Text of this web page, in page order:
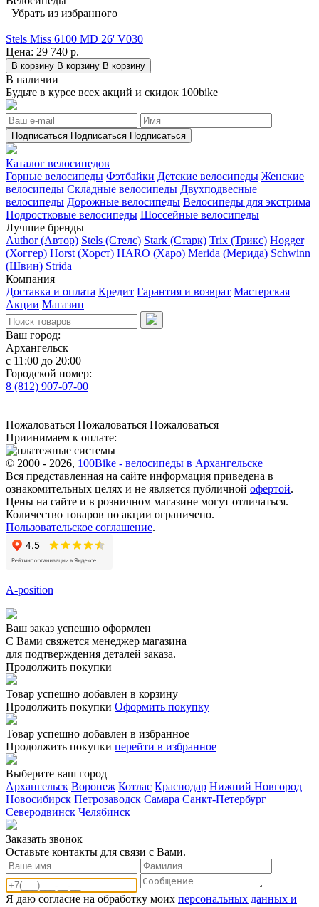
Убрать из избранного
Stels Miss 6100 MD 26' V030
Цена: 29 740 р.
В корзину В корзину В корзину
В наличии
Будьте в курсе всех акций и скидок 100bike
Подписаться Подписаться Подписаться
Каталог велосипедов
Горные велосипеды Фэтбайки Детские велосипеды Женские
велосипеды Складные велосипеды Двухподвесные
велосипеды Дорожные велосипеды Велосипеды для экстрима
Подростковые велосипеды Шоссейные велосипеды
Лучшие бренды
Author (Автор) Stels (Стелс) Stark (Старк) Trix (Трикс) Hogger
(Хоггер) Horst (Хорст) HARO (Харо) Merida (Мерида) Schwinn
(Швин) Strida
Компания
Доставка и оплата Кредит Гарантия и возврат Мастерская
Акции Магазин
Ваш город:
Архангельск
с 11:00 до 20:00
Городской номер:
8 (812) 907-07-00
Пожаловаться Пожаловаться Пожаловаться
Приинимаем к оплате:
© 2000 - 2026, 100Bike - велосипеды в Архангельске
Вся представленная на сайте информация приведена в
ознакомительных целях и не является публичной офертой.
Цены на сайте и в розничном магазине могут отличаться.
Количество товаров по акции ограничено.
Пользовательское соглашение.
A-position
Ваш заказ успешно оформлен
С Вами свяжется менеджер магазина
для подтверждения деталей заказа.
Продолжить покупки
Товар успешно добавлен в корзину
Продолжить покупки Оформить покупку
Товар успешно добавлен в избранное
Продолжить покупки перейти в избранное
Выберите ваш город
Архангельск Воронеж Котлас Краснодар Нижний Новгород
Новосибирск Петрозаводск Самара Санкт-Петербург
Северодвинск Челябинск
Заказать звонoк
Оставьте контакты для связи с Вами.
Я даю согласие на обработку моих персональных данных и